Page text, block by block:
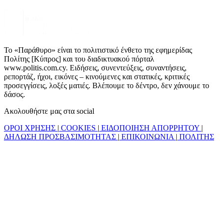
Το «Παράθυρο» είναι το πολιτιστικό ένθετο της εφημερίδας
Πολίτης [Κύπρος] και του διαδικτυακού πόρταλ
www.politis.com.cy. Ειδήσεις, συνεντεύξεις, συναντήσεις,
ρεπορτάζ, ήχοι, εικόνες – κινούμενες και στατικές, κριτικές
προσεγγίσεις, λοξές ματιές. Βλέπουμε το δέντρο, δεν χάνουμε το
δάσος.
Ακολουθήστε μας στα social
ΟΡΟΙ ΧΡΗΣΗΣ | COOKIES | ΕΙΔΟΠΟΙΗΣΗ ΑΠΟΡΡΗΤΟΥ |
ΔΗΛΩΣΗ ΠΡΟΣΒΑΣΙΜΟΤΗΤΑΣ | ΕΠΙΚΟΙΝΩΝΙΑ | ΠΟΛΙΤΗΣ